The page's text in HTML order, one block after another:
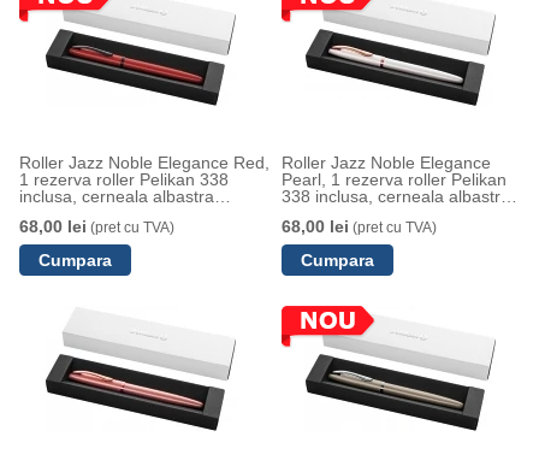
Roller Jazz Noble Elegance Red,
1 rezerva roller Pelikan 338
inclusa, cerneala albastra
pentru cadou
68,00 lei (pret cu TVA)
Roller Jazz Noble Elegance
Pearl, 1 rezerva roller Pelikan
338 inclusa, cerneala albastra
pentru cadou
68,00 lei (pret cu TVA)